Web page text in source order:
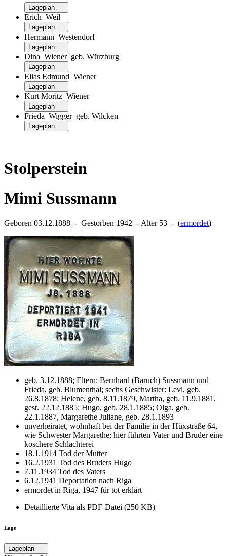
Erich Weil
Hermann Westendorf
Dina Wiener geb. Würzburg
Elias Edmund Wiener
Kurt Moritz Wiener
Frieda Wigger geb. Wilcken
Stolperstein
Mimi Sussmann
Geboren 03.12.1888 ‐ Gestorben 1942 ‐ Alter 53 ‐ (ermordet)
geb. 3.12.1888; Eltern: Bernhard (Baruch) Sussmann und
Frieda, geb. Blumenthal; sechs Geschwister: Levi, geb.
26.8.1878; Helene, geb. 8.11.1879, Martha, geb. 11.9.1881,
gest. 22.12.1885; Hugo, geb. 28.1.1885; Olga, geb.
22.1.1887, Margarethe Juliane, geb. 28.1.1893
unverheiratet, wohnhaft bei der Familie in der Hüxstraße 64,
wie Schwester Margarethe; hier führten Vater und Bruder eine
koschere Schlachterei
18.1.1914 Tod der Mutter
16.2.1931 Tod des Bruders Hugo
7.11.1934 Tod des Vaters
6.12.1941 Deportation nach Riga
ermordet in Riga, 1947 für tot erklärt
Detaillierte Vita als PDF-Datei (250 KB)
Lage